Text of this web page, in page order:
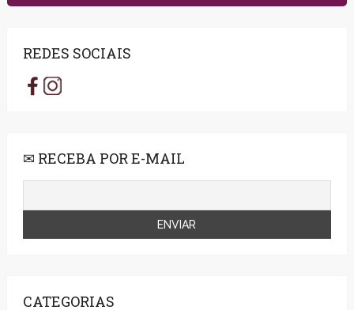
REDES SOCIAIS
✉ RECEBA POR E-MAIL
CATEGORIAS